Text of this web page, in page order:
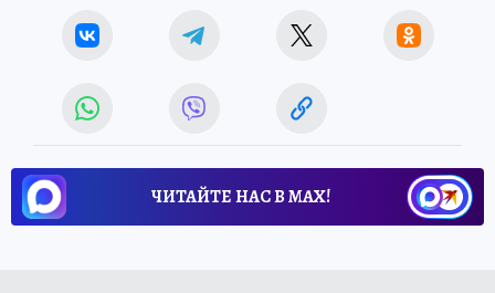
ЧИТАЙТЕ НАС В МАХ!